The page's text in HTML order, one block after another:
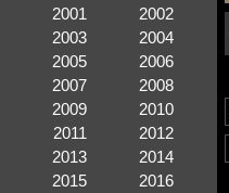
2001
2002
2003
2004
2005
2006
2007
2008
2009
2010
2011
2012
2013
2014
2015
2016